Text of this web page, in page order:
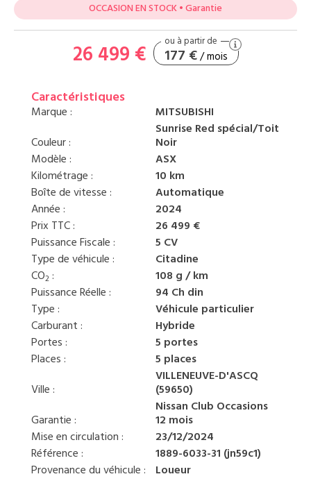
OCCASION EN STOCK • Garantie
26 499 € 177 €/ mois
Caractéristiques
Marque :
MITSUBISHI
Couleur :
Sunrise Red spécial/Toit
Noir
Modèle :
ASX
Kilométrage :
10 km
Boîte de vitesse :
Automatique
Année :
2024
Prix TTC :
26 499 €
Puissance Fiscale :
5 CV
Type de véhicule :
Citadine
CO2 :
108 g / km
Puissance Réelle :
94 Ch din
Type :
Véhicule particulier
Carburant :
Hybride
Portes :
5 portes
Places :
5 places
Ville :
VILLENEUVE-D'ASCQ
(59650)
Garantie :
Nissan Club Occasions
12 mois
Mise en circulation :
23/12/2024
Référence :
1889-6033-31 (jn59c1)
Provenance du véhicule :
Loueur